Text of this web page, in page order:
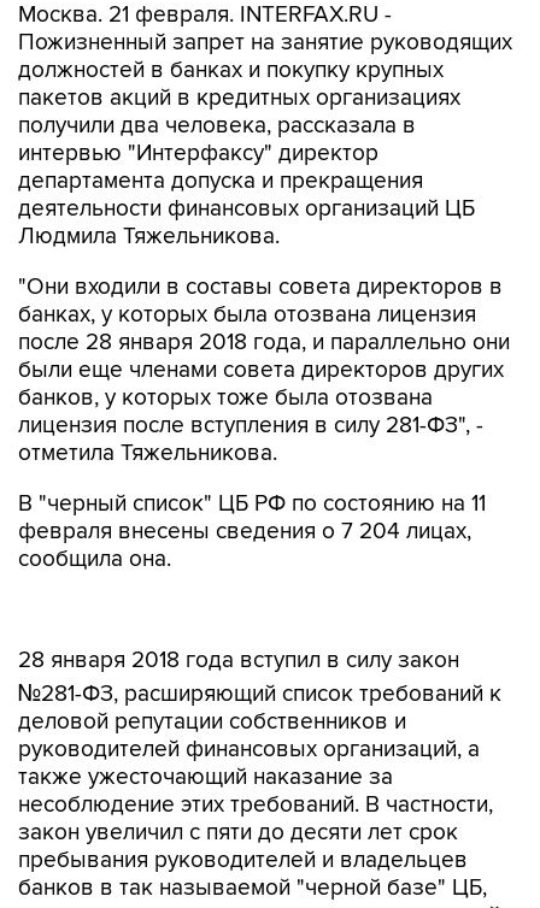
Москва. 21 февраля. INTERFAX.RU -
Пожизненный запрет на занятие руководящих
должностей в банках и покупку крупных
пакетов акций в кредитных организациях
получили два человека, рассказала в
интервью "Интерфаксу" директор
департамента допуска и прекращения
деятельности финансовых организаций ЦБ
Людмила Тяжельникова.
"Они входили в составы совета директоров в
банках, у которых была отозвана лицензия
после 28 января 2018 года, и параллельно они
были еще членами совета директоров других
банков, у которых тоже была отозвана
лицензия после вступления в силу 281-ФЗ", -
отметила Тяжельникова.
В "черный список" ЦБ РФ по состоянию на 11
февраля внесены сведения о 7 204 лицах,
сообщила она.
деловой репутации собственников и
руководителей финансовых организаций, а
также ужесточающий наказание за
несоблюдение этих требований. В частности,
закон увеличил с пяти до десяти лет срок
пребывания руководителей и владельцев
банков в так называемой "черной базе" ЦБ,
куда попадают лица с неудовлетворительной
деловой репутацией.